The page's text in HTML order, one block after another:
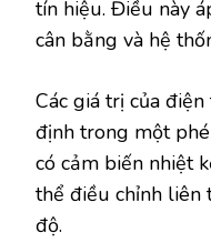
tín hiệu. Điều này
cân bằng và hệ
Các giá trị của
định trong một
có cảm biến nhiệt
thể điều chỉnh liên
độ.